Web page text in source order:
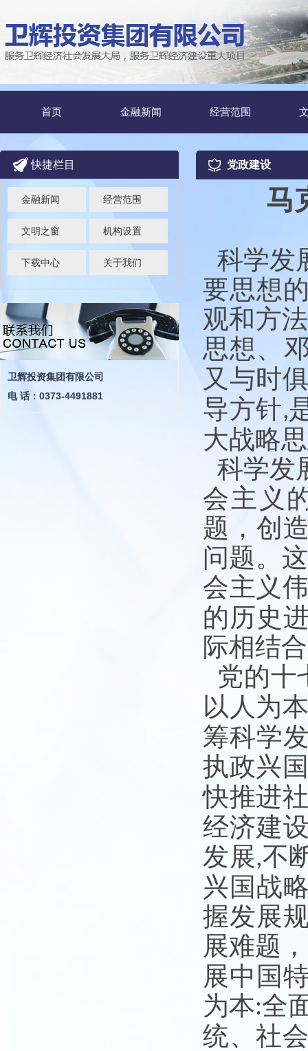
首页 金融新闻 经营范围
快捷栏目
金融新闻 经营范围
文明之窗 机构设置
下载中心 关于我们
卫辉投资集团有限公司
电 话：0373-4491881
党政建设
马
科学发
要思想
观和方
思想、
又与时
导方针,
大战略
科学发
会主义
题，创
问题。这
会主义
的历史
际相结
党的十
以人为
筹科学
执政兴
快推进
经济建
发展,不
兴国战
握发展
展难题
展中国
为本:全
统、社